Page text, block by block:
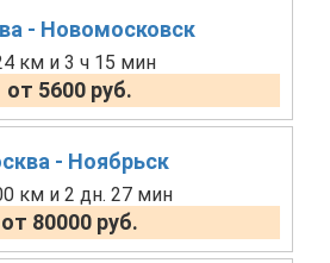
- Новомосковск
км и 3 ч 15 мин
от 5600 руб.
- Ноябрьск
км и 2 дн. 27 мин
от 80000 руб.